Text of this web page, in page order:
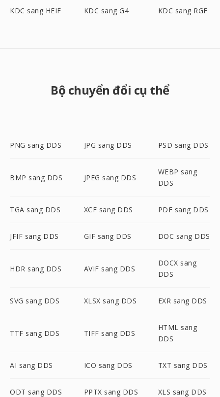
KDC sang HEIF KDC sang G4 KDC sang RGF
Bộ chuyển đổi cụ thể
PNG sang DDS JPG sang DDS PSD sang DDS
BMP sang DDS JPEG sang DDS
WEBP sang
DDS
TGA sang DDS XCF sang DDS PDF sang DDS
JFIF sang DDS GIF sang DDS DOC sang DDS
HDR sang DDS AVIF sang DDS
DOCX sang
DDS
SVG sang DDS XLSX sang DDS EXR sang DDS
TTF sang DDS TIFF sang DDS
HTML sang
DDS
AI sang DDS ICO sang DDS TXT sang DDS
ODT sang DDS PPTX sang DDS XLS sang DDS